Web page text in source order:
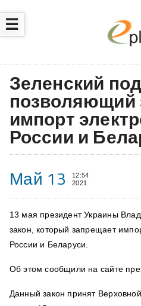
☰
Зеленский
позволяющий
импорт
России и
Май 13
12:54
2021
13 мая президент Украины
закон, который запрещает
России и Беларуси.
Об этом сообщили на сайте
Данный закон принят